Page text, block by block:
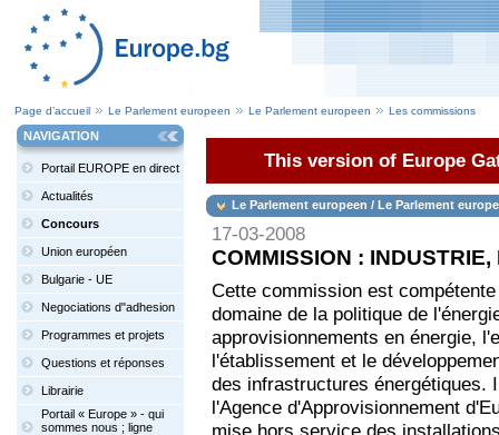
Page d’accueil Le Parlement europeen Le Parlement europeen Les commissions
NAVIGATION
Portail EUROPE en direct
Actualités
Concours
Union européen
Bulgarie - UE
Negociations d"adhesion
Programmes et projets
Questions et réponses
Librairie
Portail « Europe » - qui
sommes nous ; ligne
This version of Europe
Le Parlement europeen / Le Parlement
17-03-2008
COMMISSION :
Cette commission est
domaine de la politique de
approvisionnements en énergie,
l'établissement et le
des infrastructures énergétiques.
l'Agence d'Approvisionnement
mise hors service des